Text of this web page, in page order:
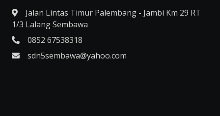
Jalan Lintas Timur Palembang - Jambi Km 29 RT
1/3 Lalang Sembawa
0852 67538318
sdn5sembawa@yahoo.com